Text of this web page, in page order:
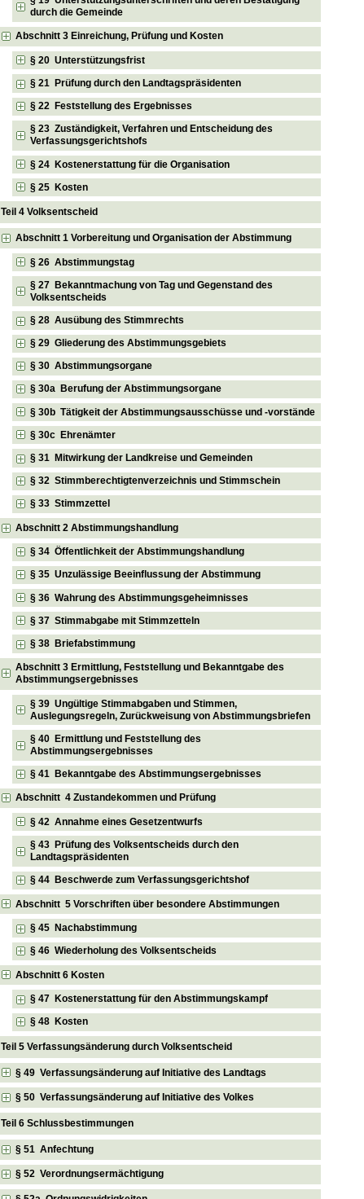
durch die Gemeinde
Abschnitt 3 Einreichung, Prüfung und Kosten
§ 20 Unterstützungsfrist
§ 21 Prüfung durch den Landtagspräsidenten
§ 22 Feststellung des Ergebnisses
§ 23 Zuständigkeit, Verfahren und Entscheidung des
Verfassungsgerichtshofs
§ 24 Kostenerstattung für die Organisation
§ 25 Kosten
Teil 4 Volksentscheid
Abschnitt 1 Vorbereitung und Organisation der Abstimmung
§ 26 Abstimmungstag
§ 27 Bekanntmachung von Tag und Gegenstand des
Volksentscheids
§ 28 Ausübung des Stimmrechts
§ 29 Gliederung des Abstimmungsgebiets
§ 30 Abstimmungsorgane
§ 30a Berufung der Abstimmungsorgane
§ 30b Tätigkeit der Abstimmungsausschüsse und -vorstände
§ 30c Ehrenämter
§ 31 Mitwirkung der Landkreise und Gemeinden
§ 32 Stimmberechtigtenverzeichnis und Stimmschein
§ 33 Stimmzettel
Abschnitt 2 Abstimmungshandlung
§ 34 Öffentlichkeit der Abstimmungshandlung
§ 35 Unzulässige Beeinflussung der Abstimmung
§ 36 Wahrung des Abstimmungsgeheimnisses
§ 37 Stimmabgabe mit Stimmzetteln
§ 38 Briefabstimmung
Abschnitt 3 Ermittlung, Feststellung und Bekanntgabe des
Abstimmungsergebnisses
§ 39 Ungültige Stimmabgaben und Stimmen,
Auslegungsregeln, Zurückweisung von Abstimmungsbriefen
§ 40 Ermittlung und Feststellung des
Abstimmungsergebnisses
§ 41 Bekanntgabe des Abstimmungsergebnisses
Abschnitt 4 Zustandekommen und Prüfung
§ 42 Annahme eines Gesetzentwurfs
§ 43 Prüfung des Volksentscheids durch den
Landtagspräsidenten
§ 44 Beschwerde zum Verfassungsgerichtshof
Abschnitt 5 Vorschriften über besondere Abstimmungen
§ 45 Nachabstimmung
§ 46 Wiederholung des Volksentscheids
Abschnitt 6 Kosten
§ 47 Kostenerstattung für den Abstimmungskampf
§ 48 Kosten
Teil 5 Verfassungsänderung durch Volksentscheid
§ 49 Verfassungsänderung auf Initiative des Landtags
§ 50 Verfassungsänderung auf Initiative des Volkes
Teil 6 Schlussbestimmungen
§ 51 Anfechtung
§ 52 Verordnungsermächtigung